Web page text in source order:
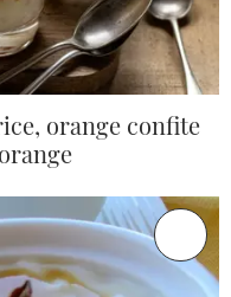
orange confite